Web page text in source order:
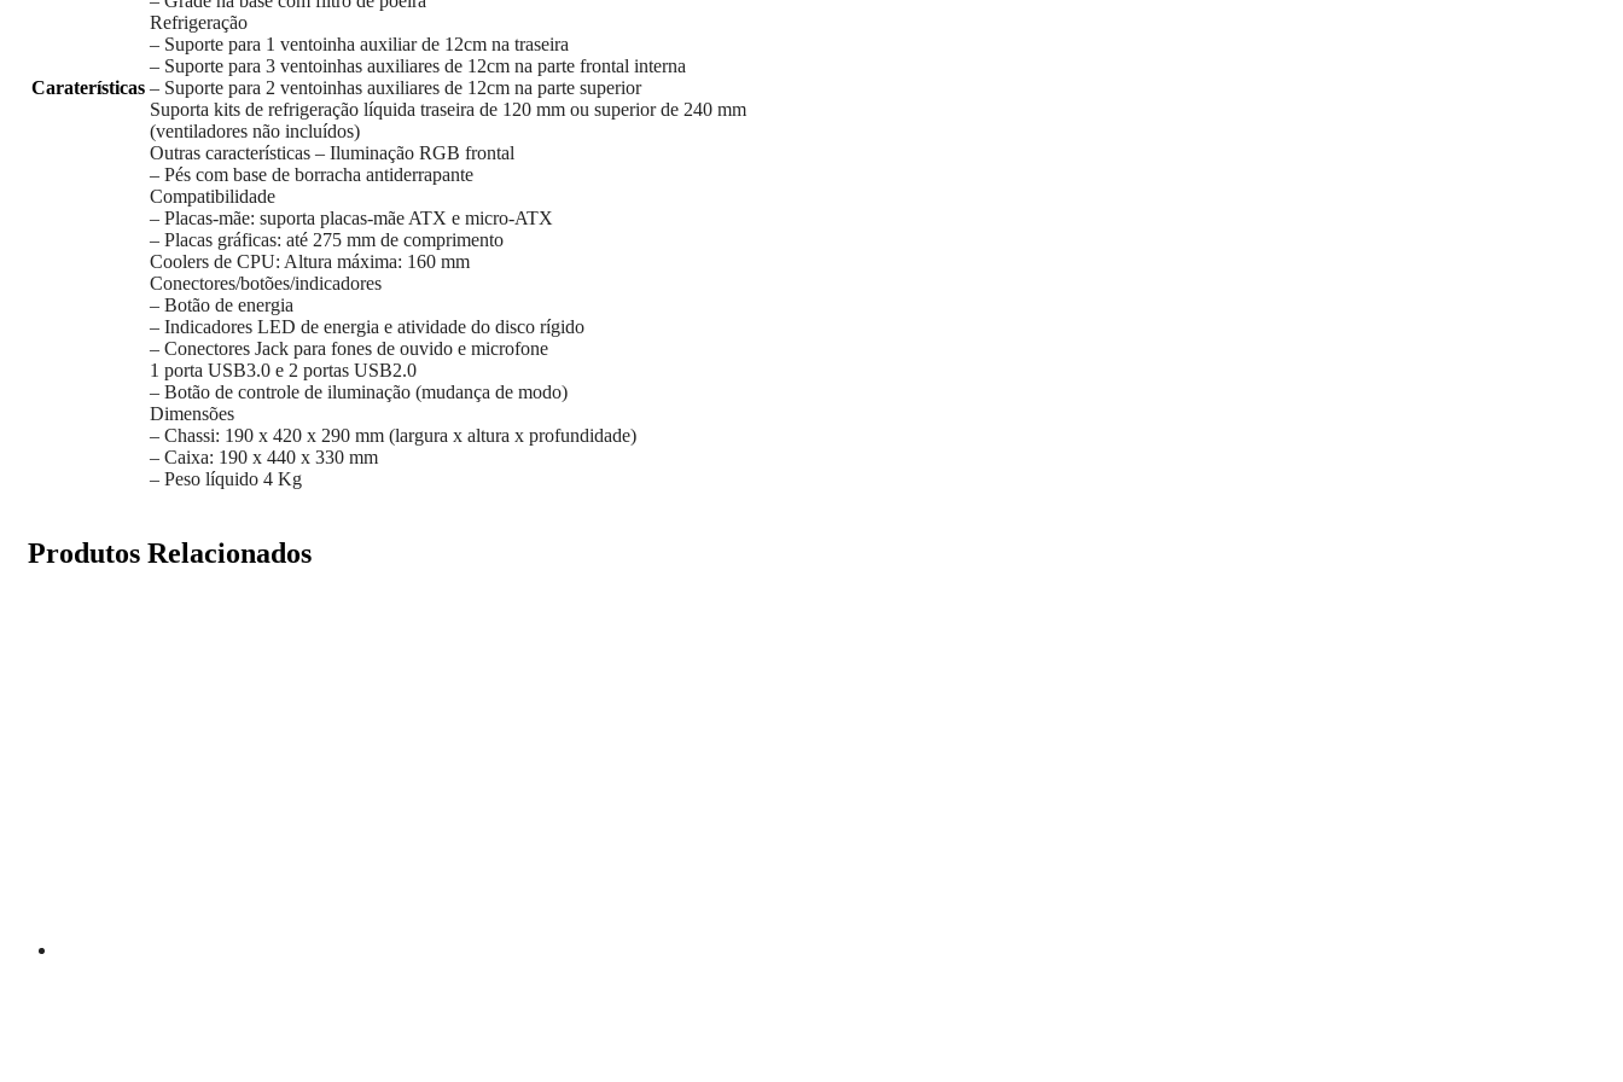
Caraterísticas
Refrigeração
– Suporte para 1 ventoinha auxiliar de 12cm na traseira
– Suporte para 3 ventoinhas auxiliares de 12cm na parte frontal interna
– Suporte para 2 ventoinhas auxiliares de 12cm na parte superior
Suporta kits de refrigeração líquida traseira de 120 mm ou superior de 240 mm
(ventiladores não incluídos)
Outras características – Iluminação RGB frontal
– Pés com base de borracha antiderrapante
Compatibilidade
– Placas-mãe: suporta placas-mãe ATX e micro-ATX
– Placas gráficas: até 275 mm de comprimento
Coolers de CPU: Altura máxima: 160 mm
Conectores/botões/indicadores
– Botão de energia
– Indicadores LED de energia e atividade do disco rígido
– Conectores Jack para fones de ouvido e microfone
1 porta USB3.0 e 2 portas USB2.0
– Botão de controle de iluminação (mudança de modo)
Dimensões
– Chassi: 190 x 420 x 290 mm (largura x altura x profundidade)
– Caixa: 190 x 440 x 330 mm
– Peso líquido 4 Kg
Produtos Relacionados